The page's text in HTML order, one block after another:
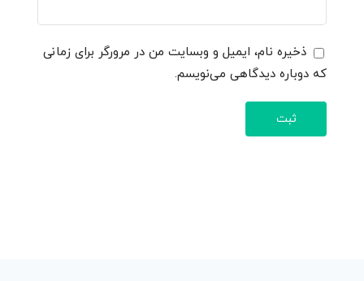
ذخیره نام، ایمیل و وبسایت من در مرورگر برای زمانی
که دوباره دیدگاهی می‌نویسم.